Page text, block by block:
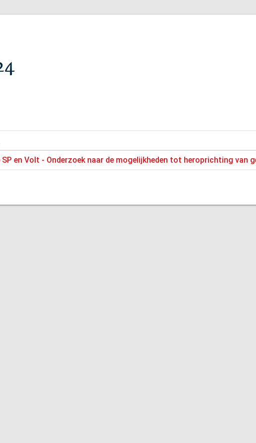
en Volt - Onderzoek naar de mogelijkheden tot heroprichting van